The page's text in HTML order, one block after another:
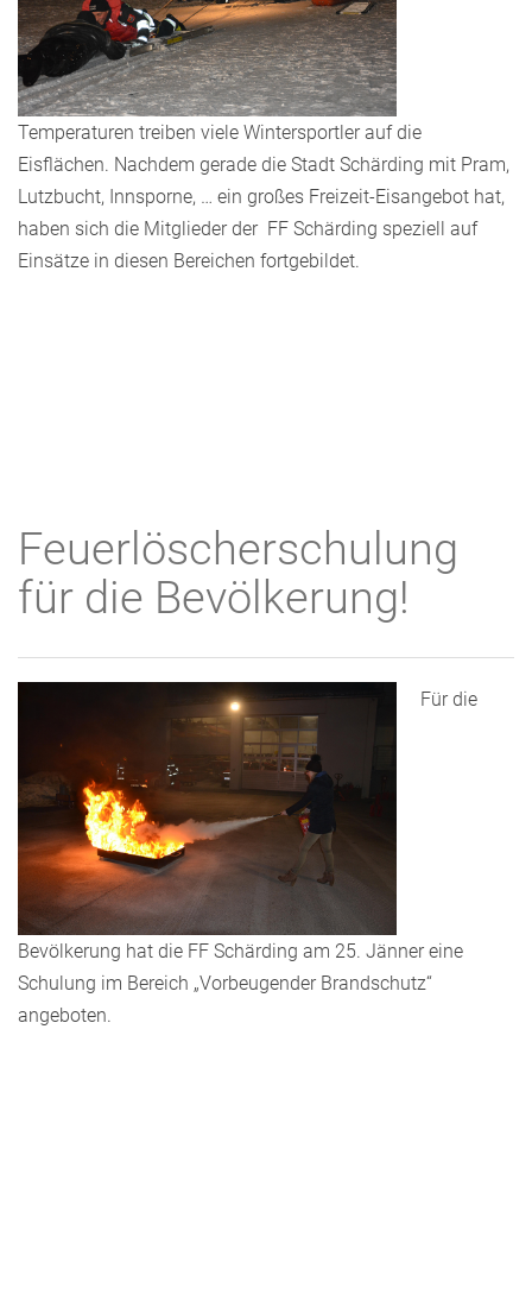
Temperaturen treiben viele Wintersportler auf die
Eisflächen. Nachdem gerade die Stadt Schärding mit Pram,
Lutzbucht, Innsporne, … ein großes Freizeit-Eisangebot hat,
haben sich die Mitglieder der FF Schärding speziell auf
Einsätze in diesen Bereichen fortgebildet.
Feuerlöscherschulung
für die Bevölkerung!
Für die
Bevölkerung hat die FF Schärding am 25. Jänner eine
Schulung im Bereich „Vorbeugender Brandschutz“
angeboten.